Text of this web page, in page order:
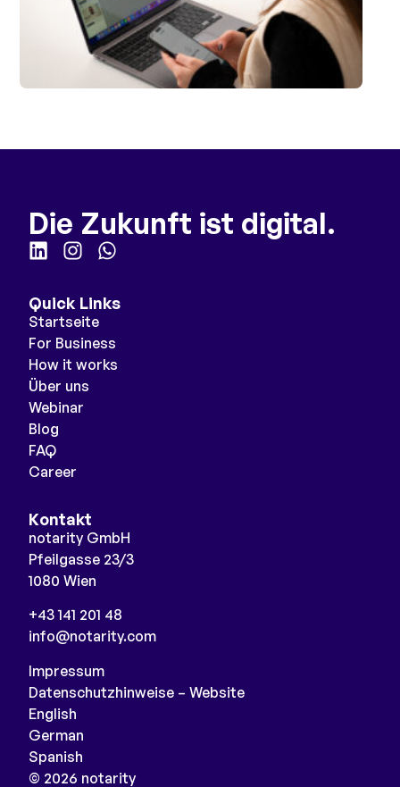
Die Zukunft ist digital.
Quick Links
Startseite
For Business
How it works
Über uns
Webinar
Blog
FAQ
Career
Kontakt
notarity GmbH
Pfeilgasse 23/3
1080 Wien
+43 141 201 48
info@notarity.com
© 2026 notarity
Impressum
Datenschutzhinweise – Website
English
German
Spanish